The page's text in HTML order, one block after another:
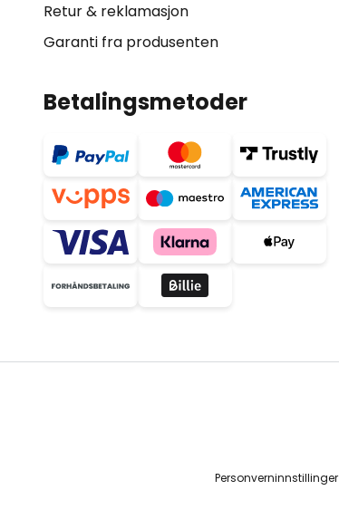
Retur & reklamasjon
Garanti fra produsenten
Betalingsmetoder
Personverninnstillinger